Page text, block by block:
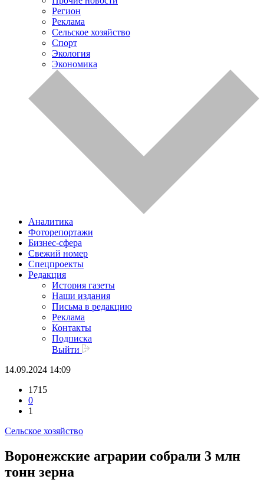
Регион
Реклама
Сельское хозяйство
Спорт
Экология
Экономика
Аналитика
Фоторепортажи
Бизнес-сфера
Свежий номер
Спецпроекты
Редакция
История газеты
Наши издания
Письма в редакцию
Реклама
Контакты
Подписка
Выйти
14.09.2024 14:09
1715
0
1
Сельское хозяйство
Воронежские аграрии собрали 3 млн
тонн зерна